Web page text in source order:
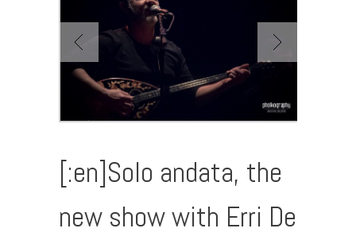
[:en]Solo andata, the
new show with Erri De